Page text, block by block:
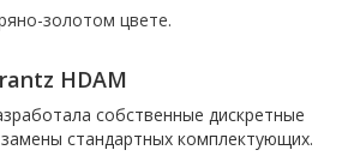
золотом цвете.
HDAM
собственные дискретные
стандартных комплектующих.